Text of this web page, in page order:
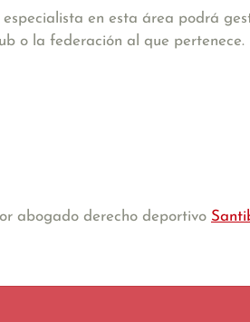
especialista en esta área podrá
o la federación al que pertenece.
abogado derecho deportivo